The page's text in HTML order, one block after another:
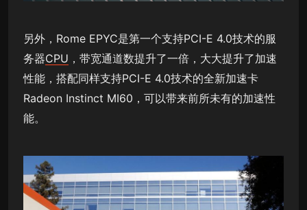
另外，Rome EPYC是第一个支持PCI-E 4.0技术的服
务器CPU ，带宽通道数提升了一倍，大大提升了加速
性能，搭配同样支持PCI-E 4.0技术的全新加速卡
Radeon Instinct MI60，可以带来前所未有的加速性
能。